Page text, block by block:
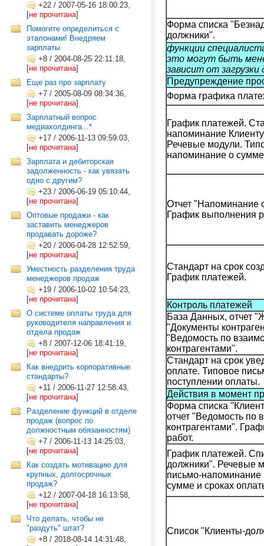
+22 / 2007-05-16 18:00:23,
[не прочитана]
Помогите определиться с
эталонами! Внедряем
зарплаты
+8 / 2004-08-25 22:11:18,
[не прочитана]
Еще раз про зарплату
+7 / 2005-08-09 08:34:36,
[не прочитана]
Зарплатный вопрос
медиахолдинга...*
+17 / 2006-11-13 09:59:03,
[не прочитана]
Зарплата и дебиторская
задолженность - как увязать
одно с другим?
+23 / 2006-06-19 05:10:44,
[не прочитана]
Оптовые продажи - как
заставить менеджеров
продавать дороже?
+20 / 2006-04-28 12:52:59,
[не прочитана]
Уместность разделения труда
менеджеров продаж
+19 / 2006-10-02 10:54:23,
[не прочитана]
О системе оплаты труда для
руководителя направления и
отдела продаж
+8 / 2007-12-06 18:41:19,
[не прочитана]
Как внедрить корпоративные
стандарты?
+11 / 2006-11-27 12:58:43,
[не прочитана]
Разделение функций в отделе
продаж (вопрос по
должностным обязанностям)
+7 / 2006-11-13 14:25:03,
[не прочитана]
Как создать мотивацию для
крупных, долгосрочных
продаж?
+12 / 2007-04-18 16:13:58,
[не прочитана]
Что делать, чтобы не
"раздуть" штат?
+8 / 2018-08-14 14:31:48,
Форма списка
должники".
функции
это могут быть
зависит от
Предупреждение
Форма графика
График платежей.
напоминание
Речевые модули.
напоминание о
Отчет "Напоминание
График выполнения
Стандарт на срок
График платежей.
Контроль платежей
База Данных, отчет
"Документы
"Ведомость по
контрагентами".
Стандарт на срок
оплате. Типовое
поступлении оплаты.
Действия в момент
Форма списка
отчет "Ведомость по
контрагентами".
работ.
График платежей.
должники". Речевые
письмо-напоминание
сумме и сроках
Список "Клиенты-